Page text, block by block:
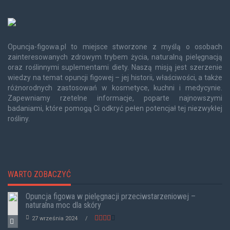
Opuncja-figowa.pl to miejsce stworzone z myślą o osobach
zainteresowanych zdrowym trybem życia, naturalną pielęgnacją
oraz roślinnymi suplementami diety. Naszą misją jest szerzenie
wiedzy na temat opuncji figowej – jej historii, właściwości, a także
różnorodnych zastosowań w kosmetyce, kuchni i medycynie.
Zapewniamy rzetelne informacje, poparte najnowszymi
badaniami, które pomogą Ci odkryć pełen potencjał tej niezwykłej
rośliny.
WARTO ZOBACZYĆ
Opuncja figowa w pielęgnacji przeciwstarzeniowej –
naturalna moc dla skóry
27 września 2024